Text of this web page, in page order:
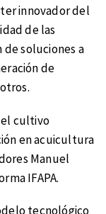
innovador del
de las
soluciones a
de
el cultivo
en acuicultura
Manuel
IFAPA.
tecnológico